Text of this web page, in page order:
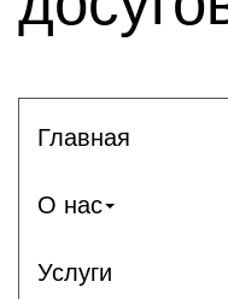
Главная
О нас
Услуги